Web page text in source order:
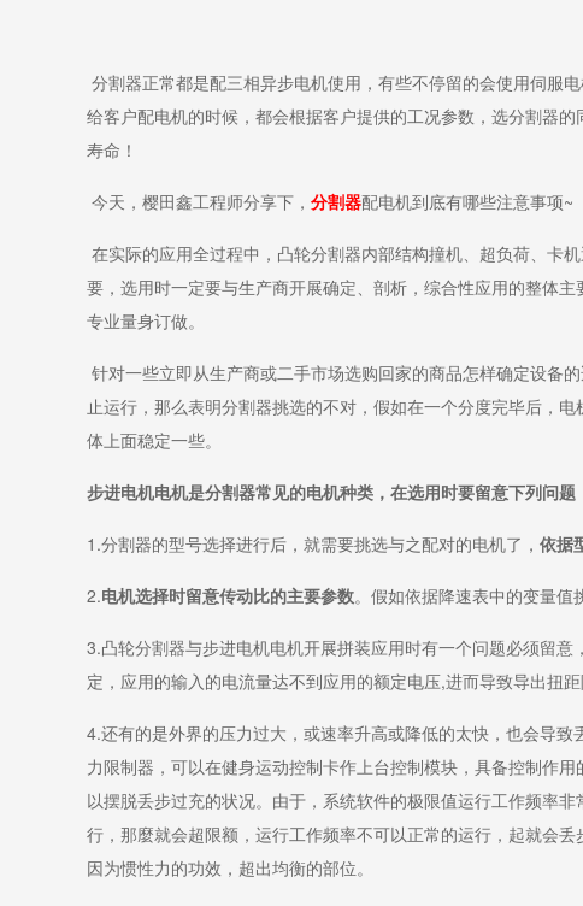
分割器正常都是配三相异步电机使用，有些不停留的会使用伺服
给客户配电机的时候，都会根据客户提供的工况参数，选分割器
寿命！
今天，樱田鑫工程师分享下， 分割器配电机到底有哪些注意事项~
在实际的应用全过程中，凸轮分割器内部结构撞机、超负荷、卡
要，选用时一定要与生产商开展确定、剖析，综合性应用的整体
专业量身订做。
针对一些立即从生产商或二手市场选购回家的商品怎样确定设备
止运行，那么表明分割器挑选的不对，假如在一个分度完毕后，
体上面稳定一些。
步进电机电机是分割器常见的电机种类，在选用时要留意下列问题
1.分割器的型号选择进行后，就需要挑选与之配对的电机了， 依据
2.电机选择时留意传动比的主要参数。假如依据降速表中的变量值
3.凸轮分割器与步进电机电机开展拼装应用时有一个问题必须留
定，应用的输入的电流量达不到应用的额定电压,进而导致导出扭
4.还有的是外界的压力过大，或速率升高或降低的太快，也会导
力限制器，可以在健身运动控制卡作上台控制模块，具备控制作
以摆脱丢步过充的状况。由于，系统软件的极限值运行工作频率
行，那麼就会超限额，运行工作频率不可以正常的运行，起就会
因为惯性力的功效，超出均衡的部位。